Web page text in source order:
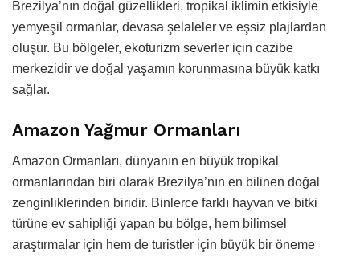
Brezilya’nın doğal güzellikleri, tropikal iklimin etkisiyle
yemyeşil ormanlar, devasa şelaleler ve eşsiz plajlardan
oluşur. Bu bölgeler, ekoturizm severler için cazibe
merkezidir ve doğal yaşamın korunmasına büyük katkı
sağlar.
Amazon Yağmur Ormanları
Amazon Ormanları, dünyanın en büyük tropikal
ormanlarından biri olarak Brezilya’nın en bilinen doğal
zenginliklerinden biridir. Binlerce farklı hayvan ve bitki
türüne ev sahipliği yapan bu bölge, hem bilimsel
araştırmalar için hem de turistler için büyük bir öneme